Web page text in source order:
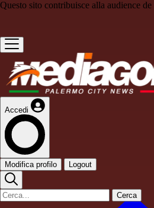
Questo sito contribuisce alla audience de
Accedi
Modifica profilo Logout
Cerca